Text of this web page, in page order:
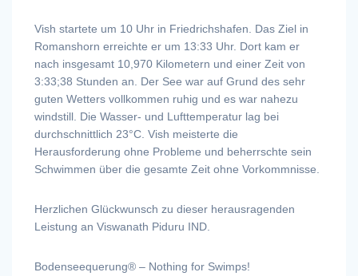
Vish startete um 10 Uhr in Friedrichshafen. Das Ziel in
Romanshorn erreichte er um 13:33 Uhr. Dort kam er
nach insgesamt 10,970 Kilometern und einer Zeit von
3:33;38 Stunden an. Der See war auf Grund des sehr
guten Wetters vollkommen ruhig und es war nahezu
windstill. Die Wasser- und Lufttemperatur lag bei
durchschnittlich 23°C. Vish meisterte die
Herausforderung ohne Probleme und beherrschte sein
Schwimmen über die gesamte Zeit ohne Vorkommnisse.
Herzlichen Glückwunsch zu dieser herausragenden
Leistung an Viswanath Piduru IND.
Bodenseequerung® – Nothing for Swimps!